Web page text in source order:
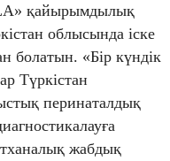
қайырымдылық
облысында іске
болатын. «Бір күндік
Түркістан
перинаталдық
жабдық